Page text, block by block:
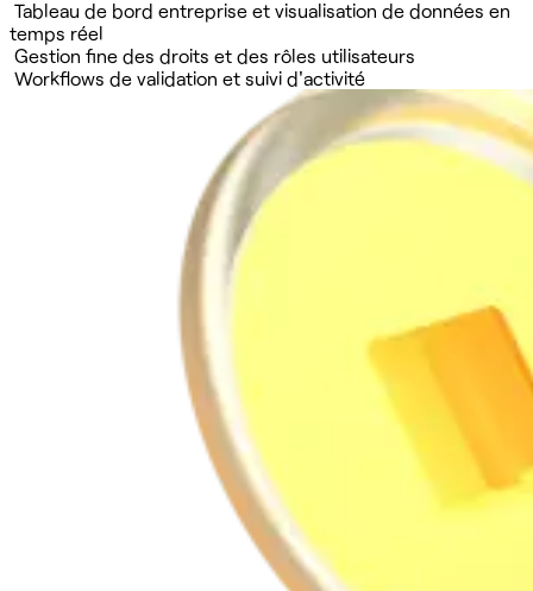
Tableau de bord entreprise et visualisation de données en
temps réel
Gestion fine des droits et des rôles utilisateurs
Workflows de validation et suivi d'activité